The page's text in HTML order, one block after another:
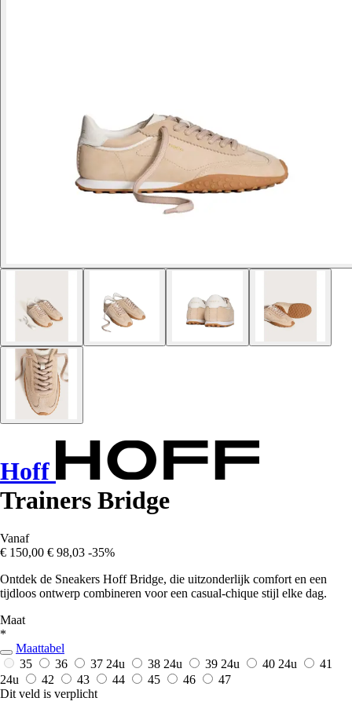
Hoff
Trainers Bridge
Vanaf
€ 150,00 € 98,03 -35%
Ontdek de Sneakers Hoff Bridge, die uitzonderlijk comfort en een
tijdloos ontwerp combineren voor een casual-chique stijl elke dag.
Maat
*
Maattabel
35
36 37 24u 38 24u 39 24u 40 24u
41
24u
42 43 44 45 46
47
Dit veld is verplicht